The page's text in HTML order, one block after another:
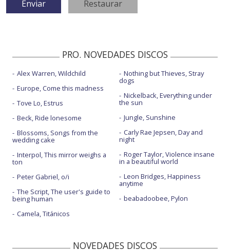
PRO. NOVEDADES DISCOS
Alex Warren, Wildchild
Europe, Come this madness
Tove Lo, Estrus
Beck, Ride lonesome
Blossoms, Songs from the
wedding cake
Interpol, This mirror weighs a
ton
Peter Gabriel, o/i
The Script, The user's guide to
being human
Camela, Titánicos
Nothing but Thieves, Stray
dogs
Nickelback, Everything under
the sun
Jungle, Sunshine
Carly Rae Jepsen, Day and
night
Roger Taylor, Violence insane
in a beautiful world
Leon Bridges, Happiness
anytime
beabadoobee, Pylon
NOVEDADES DISCOS